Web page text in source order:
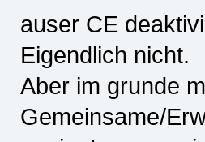
auser CE
Eigendlich nicht.
Aber im grunde
Gemeinsame/